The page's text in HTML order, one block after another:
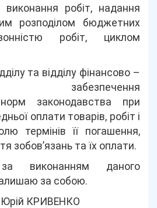
виконання робіт, надання
розподілом бюджетних
робіт, циклом
та відділу фінансово –
забезпечення
законодавства при
оплати товарів, робіт і
термінів її погашення,
зобов’язань та їх оплати.
виконанням даного
за собою.
Юрій КРИВЕНКО